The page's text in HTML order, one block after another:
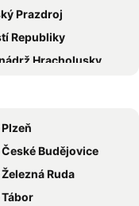
And Sport Jas Depoltice
Na Bucharu
Prazdroj
Republiky
Hracholusky
Kobyla
Kvilda
Lnáře
Arber
Javorná
Budějovice
Ruda